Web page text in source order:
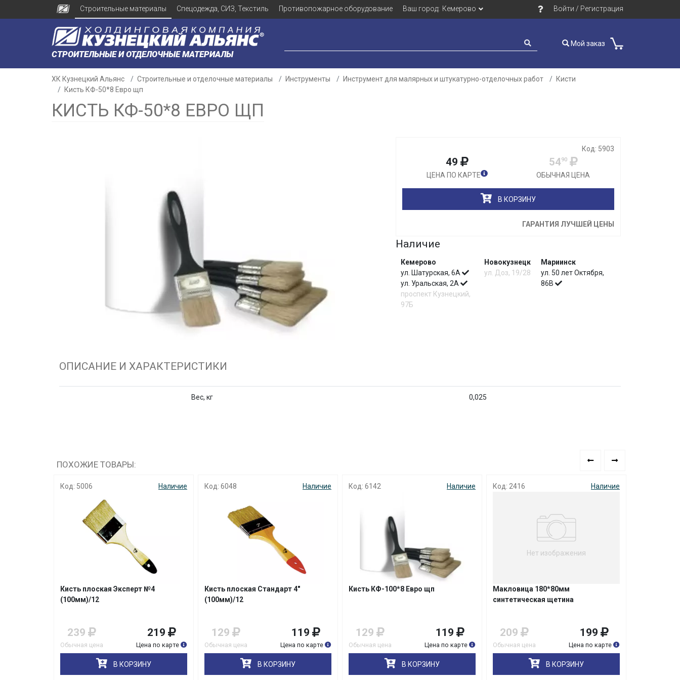
Строительные материалы Спецодежда, СИЗ, Текстиль Противопожарное оборудование Ваш город: Кемерово Войти / Регистрация
СТРОИТЕЛЬНЫЕ И ОТДЕЛОЧНЫЕ МАТЕРИАЛЫ
Мой заказ
ХК Кузнецкий Альянс Строительные и отделочные материалы Инструменты Инструмент для малярных и штукатурно-отделочных работ
Кисти
Кисть КФ-50*8 Евро щп
КИСТЬ КФ-50*8 ЕВРО ЩП
Код: 5903
49
ЦЕНА ПО КАРТЕ
5490
ОБЫЧНАЯ ЦЕНА
В КОРЗИНУ
ГАРАНТИЯ ЛУЧШЕЙ ЦЕНЫ
Наличие
Кемерово
ул. Шатурская, 6А
ул. Уральская, 2А
проспект Кузнецкий,
97Б
Новокузнецк
ул. Доз, 19/28
Мариинск
ул. 50 лет Октября,
86В
ОПИСАНИЕ И ХАРАКТЕРИСТИКИ
Вес, кг 0,025
ПОХОЖИЕ ТОВАРЫ:
Код: 5006 Наличие
Кисть плоская Эксперт №4
(100мм)/12
239
Обычная цена
219
Цена по карте
В КОРЗИНУ
Код: 6048 Наличие
Кисть плоская Стандарт 4"
(100мм)/12
129
Обычная цена
119
Цена по карте
В КОРЗИНУ
Код: 6142 Наличие
Кисть КФ-100*8 Евро щп
129
Обычная цена
119
Цена по карте
В КОРЗИНУ
Код: 2416 Наличие
Нет изображения
Макловица 180*80мм
синтетическая щетина
209
Обычная цена
199
Цена по карте
В КОРЗИНУ
25%
Добавляйте товары
Подробнее
раз в 2
недели
Остались вопросы?